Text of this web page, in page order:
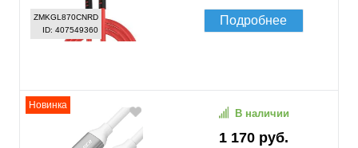
ZMKGL870CNRD
ID: 407549360
Подробнее
Новинка
1 170 руб.
В наличии